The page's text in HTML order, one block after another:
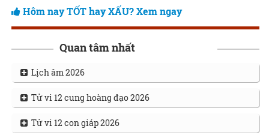
Hôm nay TỐT hay XẤU? Xem ngay
Quan tâm nhất
Lịch âm 2026
Tử vi 12 cung hoàng đạo 2026
Tử vi 12 con giáp 2026